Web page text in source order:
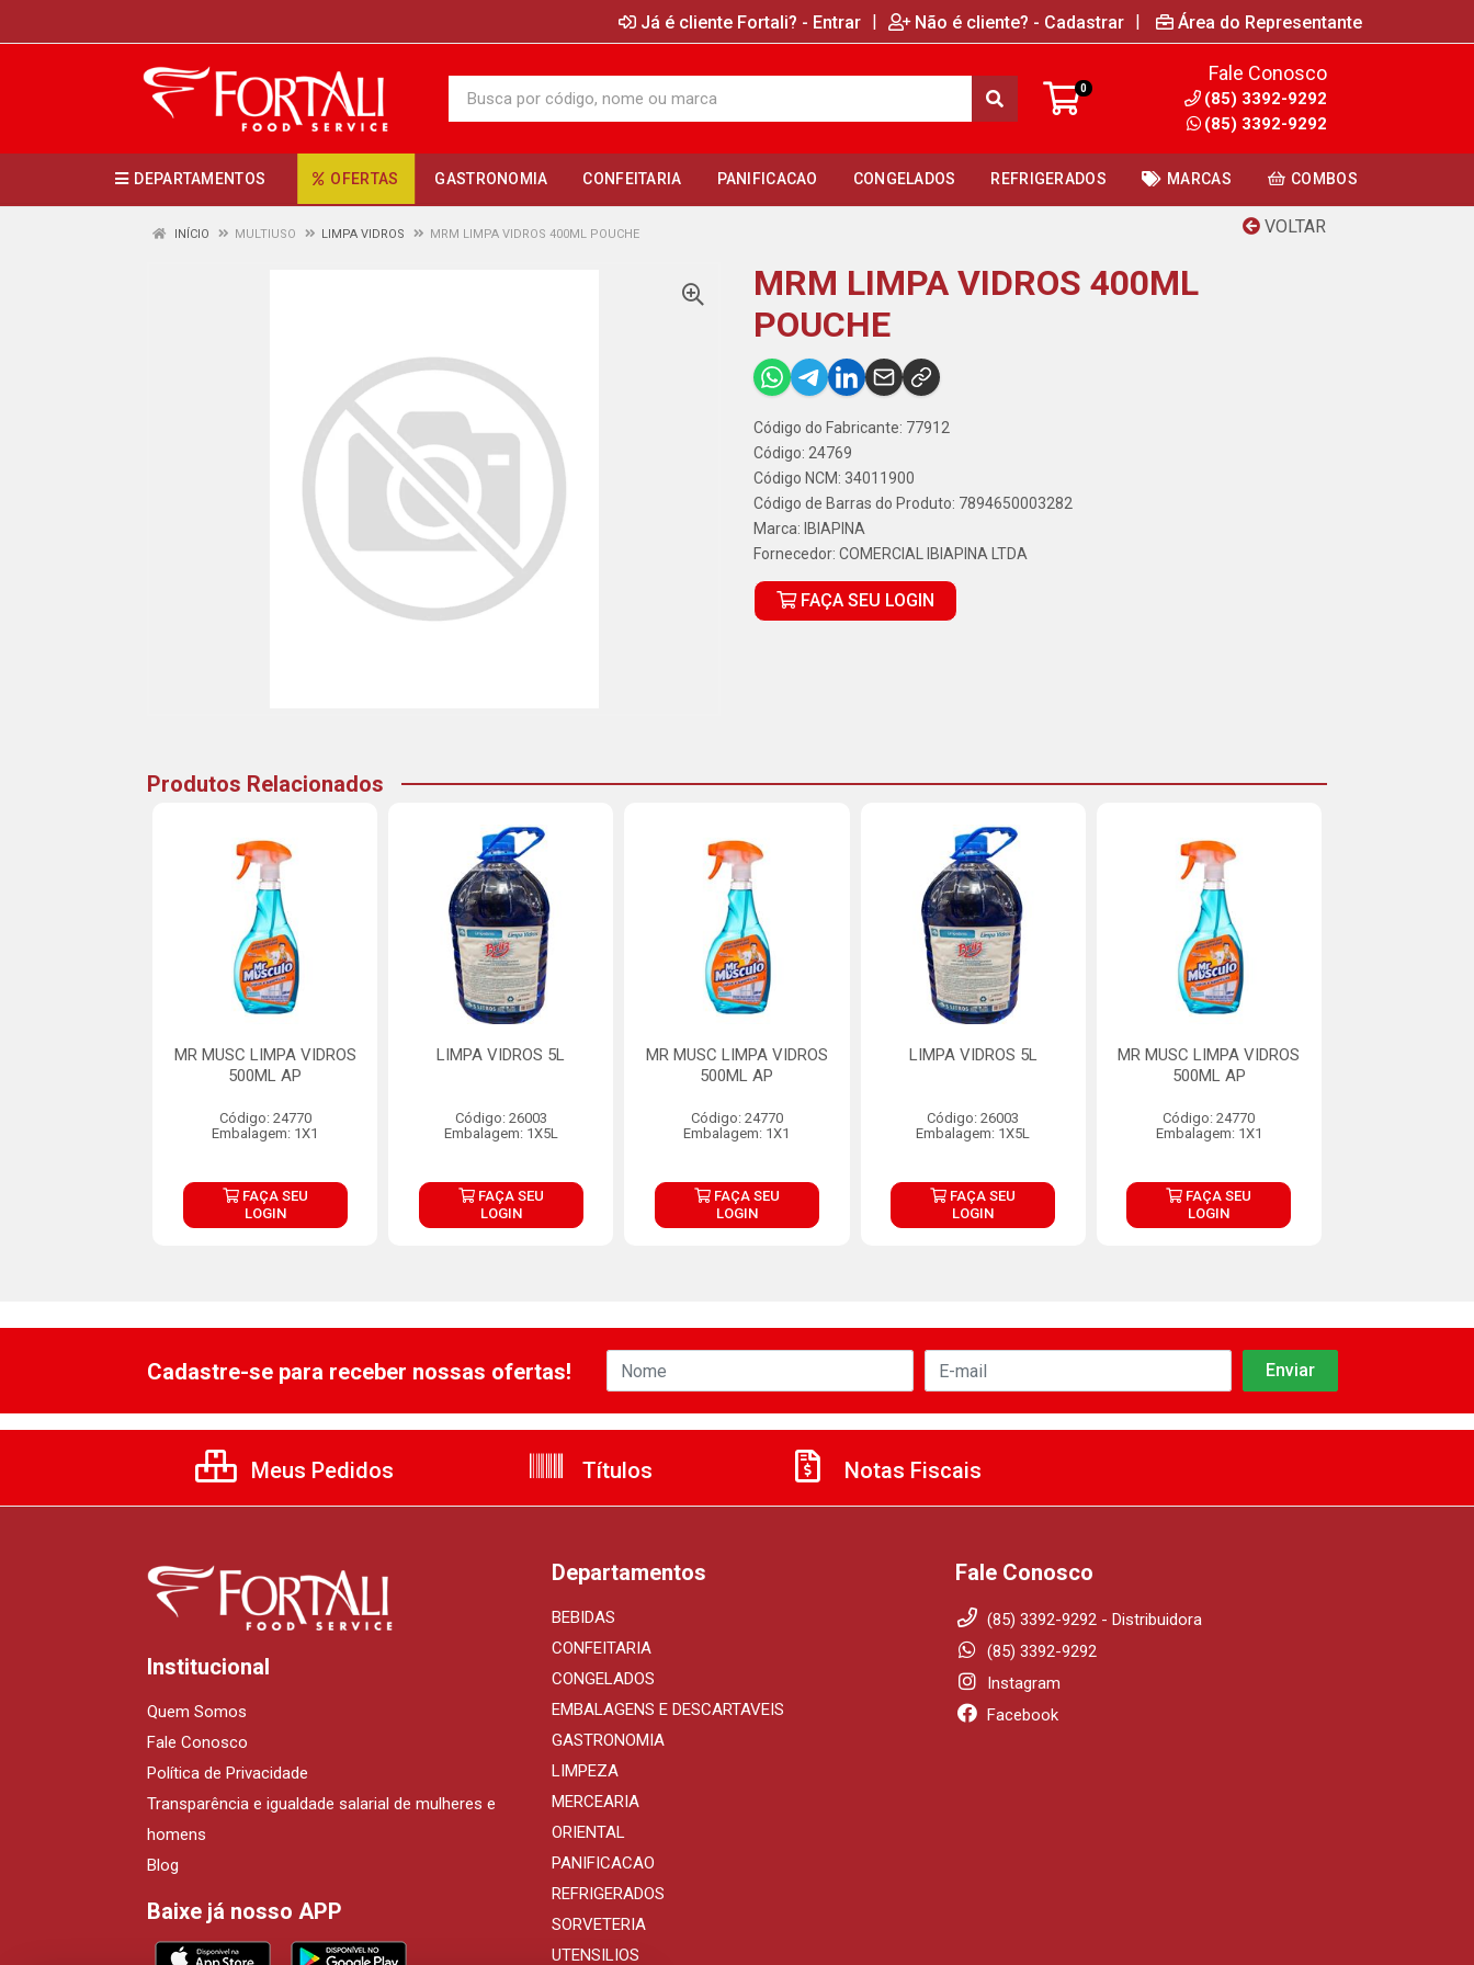
Já é cliente Fortali? - Entrar | Não é cliente? - Cadastrar | Área do Representante
0
Fale Conosco
(85) 3392-9292
(85) 3392-9292
DEPARTAMENTOS OFERTAS GASTRONOMIA CONFEITARIA PANIFICACAO CONGELADOS REFRIGERADOS MARCAS COMBOS
VOLTAR
INÍCIO MULTIUSO LIMPA VIDROS MRM LIMPA VIDROS 400ML POUCHE
MRM LIMPA VIDROS 400ML
POUCHE
Código do Fabricante: 77912
Código: 24769
Código NCM: 34011900
Código de Barras do Produto: 7894650003282
Marca: IBIAPINA
Fornecedor: COMERCIAL IBIAPINA LTDA
FAÇA SEU LOGIN
Produtos Relacionados
MR MUSC LIMPA VIDROS
500ML AP
Código: 24770
Embalagem: 1X1
FAÇA SEU
LOGIN
LIMPA VIDROS 5L
Código: 26003
Embalagem: 1X5L
FAÇA SEU
LOGIN
MR MUSC LIMPA VIDROS
500ML AP
Código: 24770
Embalagem: 1X1
FAÇA SEU
LOGIN
LIMPA VIDROS 5L
Código: 26003
Embalagem: 1X5L
FAÇA SEU
LOGIN
MR MUSC LIMPA VIDROS
500ML AP
Código: 24770
Embalagem: 1X1
FAÇA SEU
LOGIN
Cadastre-se para receber nossas ofertas!
Meus Pedidos Títulos Notas Fiscais
Institucional
Quem Somos
Fale Conosco
Política de Privacidade
Transparência e igualdade salarial de mulheres e
homens
Blog
Baixe já nosso APP
Departamentos
BEBIDAS
CONFEITARIA
CONGELADOS
EMBALAGENS E DESCARTAVEIS
GASTRONOMIA
LIMPEZA
MERCEARIA
ORIENTAL
PANIFICACAO
REFRIGERADOS
SORVETERIA
UTENSILIOS
Fale Conosco
(85) 3392-9292 - Distribuidora
(85) 3392-9292
Instagram
Facebook